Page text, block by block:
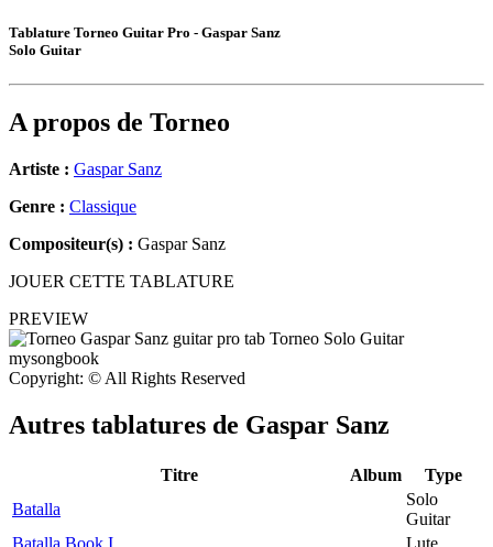
Tablature Torneo Guitar Pro - Gaspar Sanz
Solo Guitar
A propos de Torneo
Artiste : Gaspar Sanz
Genre : Classique
Compositeur(s) : Gaspar Sanz
JOUER CETTE TABLATURE
PREVIEW
Copyright: © All Rights Reserved
Autres tablatures de Gaspar Sanz
Titre Album
Type
Batalla
Solo
Guitar
Batalla Book I
Lute